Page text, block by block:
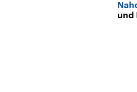
und